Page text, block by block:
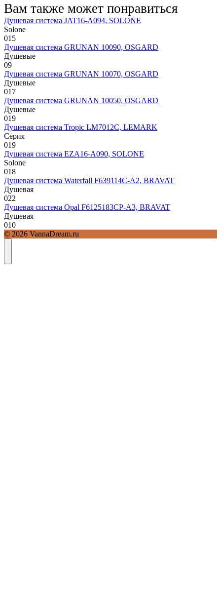
Вам также может понравиться
Душевая система JAT16-A094, SOLONE
Solone
015
Душевая система GRUNAN 10090, OSGARD
Душевые
09
Душевая система GRUNAN 10070, OSGARD
Душевые
017
Душевая система GRUNAN 10050, OSGARD
Душевые
019
Душевая система Tropic LM7012C, LEMARK
Серия
019
Душевая система EZA16-A090, SOLONE
Solone
018
Душевая система Waterfall F639114C-A2, BRAVAT
Душевая
022
Душевая система Opal F6125183CP-A3, BRAVAT
Душевая
010
© 2026 VannaDream.ru